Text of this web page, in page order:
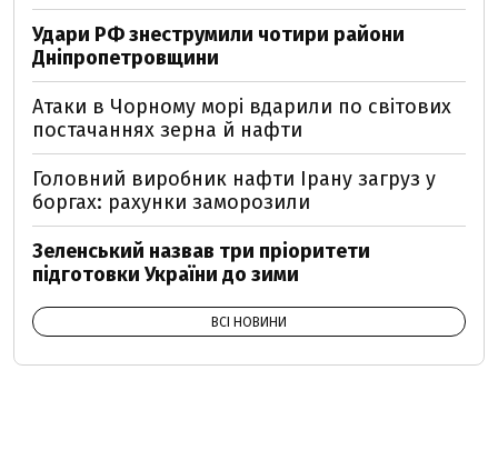
Удари РФ знеструмили чотири райони
Дніпропетровщини
Атаки в Чорному морі вдарили по світових
постачаннях зерна й нафти
Головний виробник нафти Ірану загруз у
боргах: рахунки заморозили
Зеленський назвав три пріоритети
підготовки України до зими
ВСІ НОВИНИ